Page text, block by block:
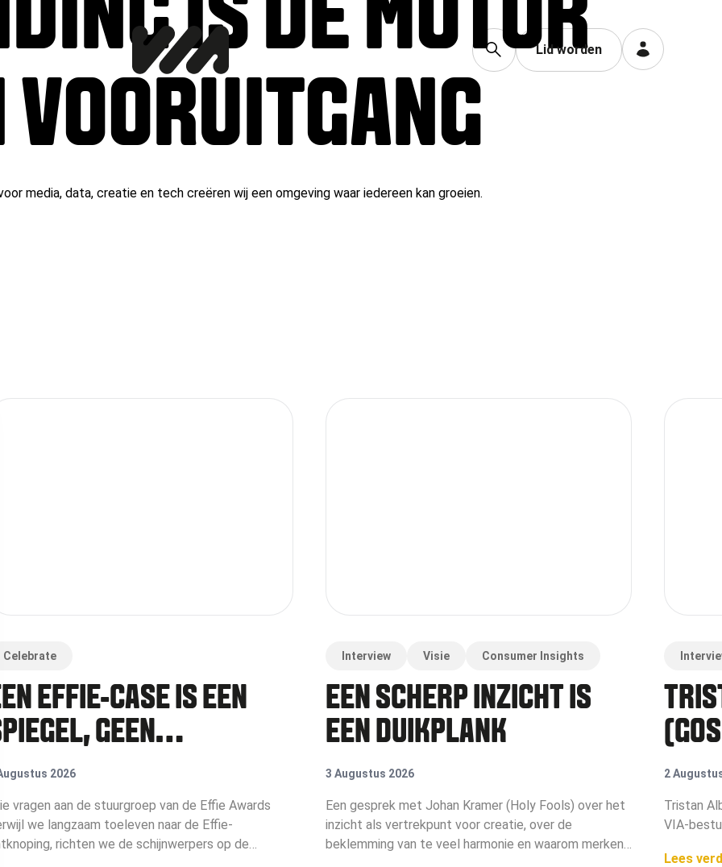
Lid worden
IS DE MOTOR
VOORUITGANG
media, data, creatie en tech creëren wij een omgeving waar iedereen kan groeien.
Celebrate
EFFIE-CASE IS EEN
GEEN
2026
vragen aan de stuurgroep van de Effie Awards
we langzaam toeleven naar de Effie-
richten we de schijnwerpers op de
Interview Visie Consumer Insights
EEN SCHERP INZICHT IS
EEN DUIKPLANK
3 Augustus 2026
Een gesprek met Johan Kramer (Holy Fools) over het
inzicht als vertrekpunt voor creatie, over de
beklemming van te veel harmonie en waarom merken
WIE
2
Tristan
VIA-
Lees